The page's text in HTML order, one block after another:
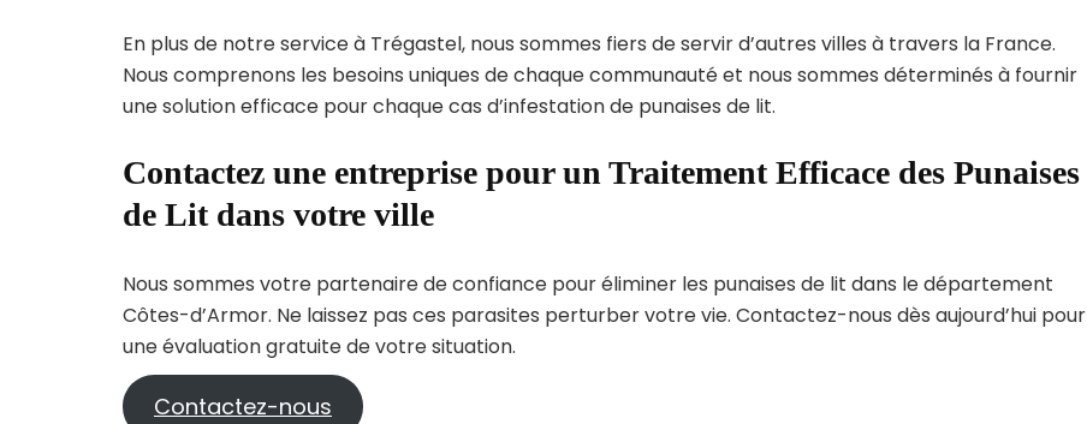
En plus de notre service à Trégastel, nous sommes fiers de servir d’autres villes à travers la France.
Nous comprenons les besoins uniques de chaque communauté et nous sommes déterminés à fournir
une solution efficace pour chaque cas d’infestation de punaises de lit.
Contactez une entreprise pour un Traitement Efficace des Punaises
de Lit dans votre ville
Nous sommes votre partenaire de confiance pour éliminer les punaises de lit dans le département
Côtes-d’Armor. Ne laissez pas ces parasites perturber votre vie. Contactez-nous dès aujourd’hui pour
une évaluation gratuite de votre situation.
Contactez-nous